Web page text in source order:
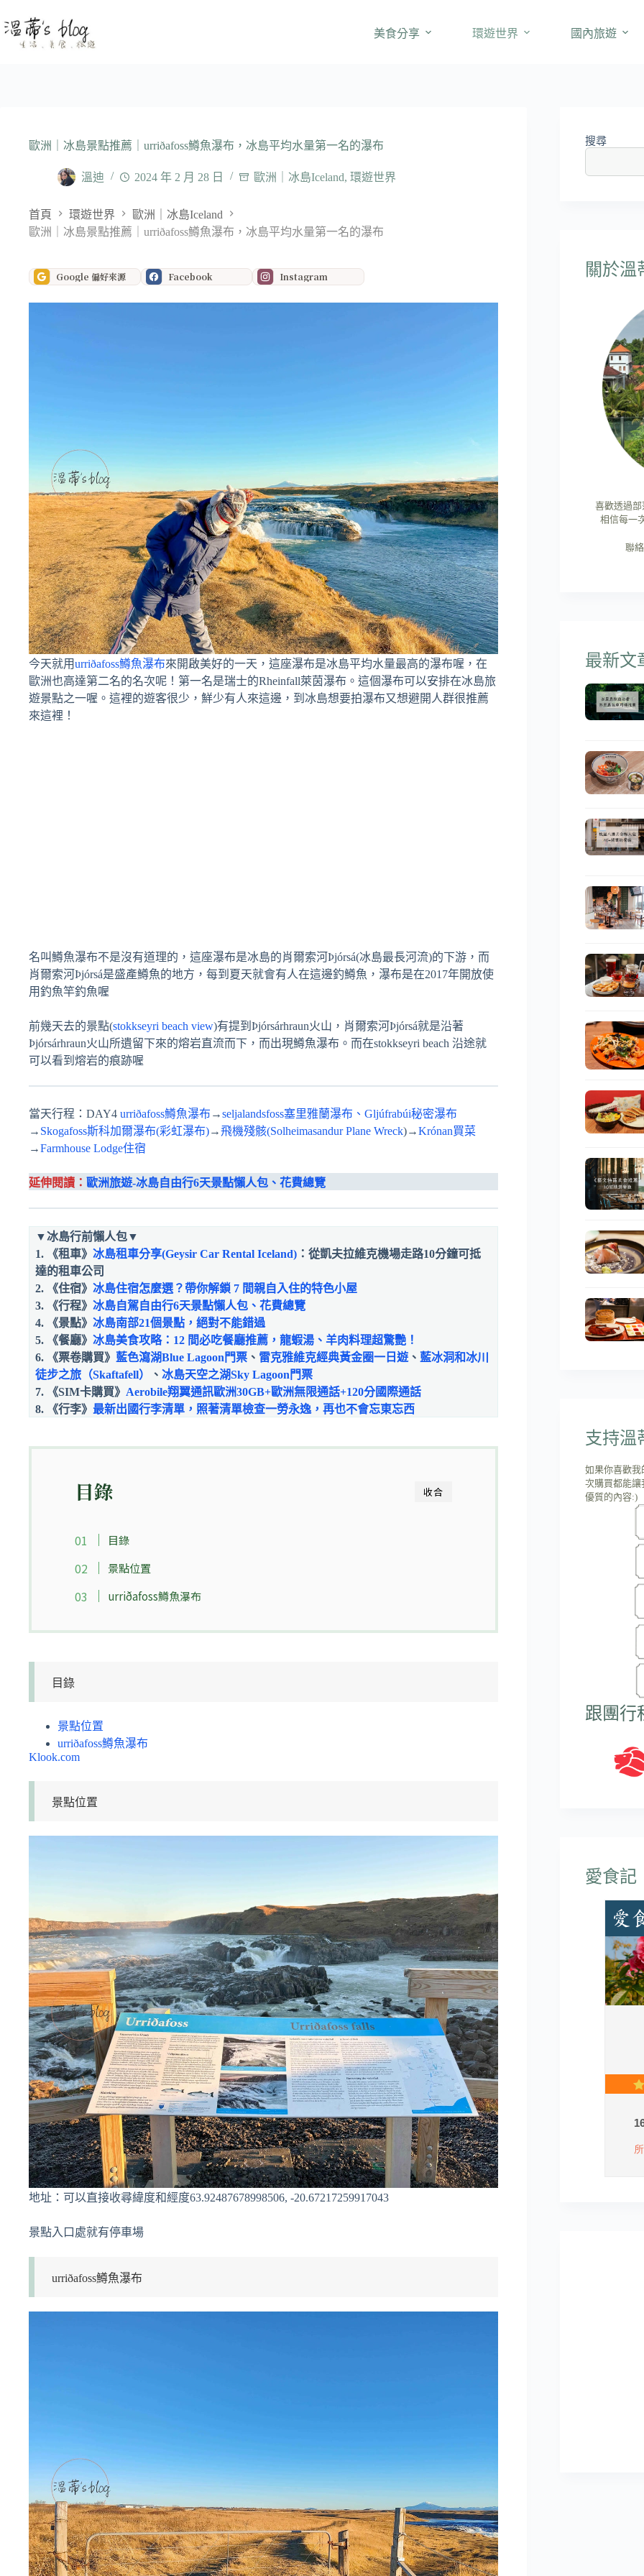
至
美食分享 環遊世界 國內旅遊
歐洲｜冰島景點推薦｜urriðafoss鱒魚瀑布，冰島平均水量第一名的瀑布
溫迪 2024 年 2 月 28 日 歐洲｜冰島Iceland, 環遊世界
首頁 環遊世界
歐洲｜冰島Iceland
歐洲｜冰島景點推薦｜urriðafoss鱒魚瀑布，冰島平均水量第一名的瀑布
Google 偏好來源 Facebook Instagram
今天就用urriðafoss鱒魚瀑布來開啟美好的一天，這座瀑布是冰島平均水量最高的瀑布喔，在
歐洲也高達第二名的名次呢！第一名是瑞士的Rheinfall萊茵瀑布。這個瀑布可以安排在冰島旅
遊景點之一喔。這裡的遊客很少，鮮少有人來這邊，到冰島想要拍瀑布又想避開人群很推薦
來這裡！
名叫鱒魚瀑布不是沒有道理的，這座瀑布是冰島的肖爾索河Þjórsá(冰島最長河流)的下游，而
肖爾索河Þjórsá是盛產鱒魚的地方，每到夏天就會有人在這邊釣鱒魚，瀑布是在2017年開放使
用釣魚竿釣魚喔
前幾天去的景點(stokkseyri beach view)有提到Þjórsárhraun火山，肖爾索河Þjórsá就是沿著
Þjórsárhraun火山所遺留下來的熔岩直流而下，而出現鱒魚瀑布。而在stokkseyri beach 沿途就
可以看到熔岩的痕跡喔
當天行程：DAY4 urriðafoss鱒魚瀑布 →seljalandsfoss塞里雅蘭瀑布、Gljúfrabúi秘密瀑布
→ Skogafoss斯科加爾瀑布(彩虹瀑布)→飛機殘骸(Solheimasandur Plane Wreck)→Krónan買菜
→Farmhouse Lodge住宿
延伸閱讀： 歐洲旅遊-冰島自由行6天景點懶人包、花費總覽
▼冰島行前懶人包▼
1. 《租車》 冰島租車分享(Geysir Car Rental Iceland) ：從凱夫拉維克機場走路10分鐘可抵
達的租車公司
2. 《住宿》 冰島住宿怎麼選？帶你解鎖 7 間親自入住的特色小屋
3. 《行程》 冰島自駕自由行6天景點懶人包、花費總覽
4. 《景點》 冰島南部21個景點，絕對不能錯過
5. 《餐廳》 冰島美食攻略：12 間必吃餐廳推薦，龍蝦湯、羊肉料理超驚艷！
6. 《票卷購買》 藍色瀉湖Blue Lagoon門票 、 雷克雅維克經典黃金圈一日遊 、 藍冰洞和冰川
徒步之旅（Skaftafell）
、 冰島天空之湖Sky Lagoon門票
7. 《SIM卡購買》 Aerobile翔翼通訊歐洲30GB+歐洲無限通話+120分國際通話
8.
《行李》 最新出國行李清單，照著清單檢查一勞永逸，再也不會忘東忘西
收合
目錄
目錄
景點位置
urriðafoss鱒魚瀑布
目錄
景點位置
urriðafoss鱒魚瀑布
Klook.com
景點位置
地址：可以直接收尋緯度和經度63.92487678998506, -20.67217259917043
景點入口處就有停車場
urriðafoss鱒魚瀑布
搜尋
關於溫
喜歡透過
相信每一
聯
最新文
支持溫
如果你喜歡
次購買都能
優質的內容:)
跟團行
愛食記